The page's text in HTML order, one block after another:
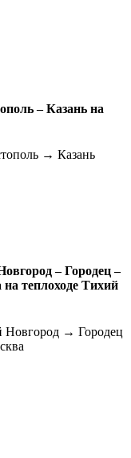
– Казань на
→ Казань
– Городец –
теплоходе Тихий
→ Городец